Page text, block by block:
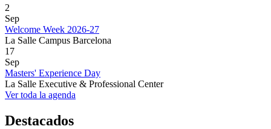
2
Sep
Welcome Week 2026-27
La Salle Campus Barcelona
17
Sep
Masters' Experience Day
La Salle Executive & Professional Center
Ver toda la agenda
Destacados